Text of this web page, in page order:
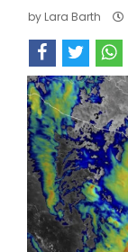
by Lara Barth